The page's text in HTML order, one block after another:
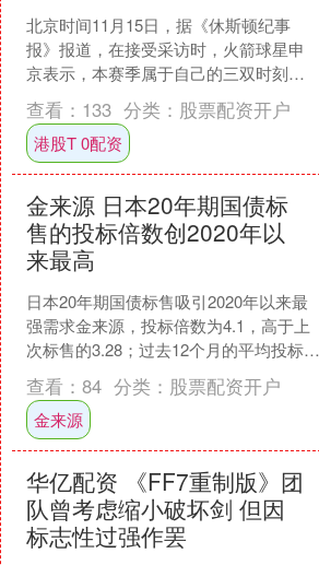
北京时间11月15日，据《休斯顿纪事
报》报道，在接受采访时，火箭球星申
京表示，本赛季属于自己的三双时刻一
定会到来，同时在主帅乌多卡看来，申
京在攻守两端的全面性能....
查看： 133 分类： 股票配资开户
港股T 0配资
金来源 日本20年期国债标
售的投标倍数创2020年以
来最高
日本20年期国债标售吸引2020年以来最
强需求金来源，投标倍数为4.1，高于上
次标售的3.28；过去12个月的平均投标倍
数为3.28。日本20年期国债标售结果
出....
查看： 84 分类： 股票配资开户
金来源
华亿配资 《FF7重制版》团
队曾考虑缩小破坏剑 但因
标志性过强作罢